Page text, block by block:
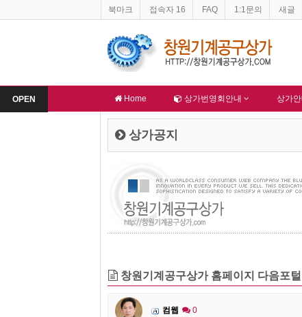
OPEN
북마크 접속자 16 FAQ 1:1문의 새글
창원기계공구상가 홈페이지 네이버 등록완료 - 알림 한국종합산
Home 상가번영회안내 상가안
상가공지
창원기계공구상가 홈페이지 다음포
컴웹 0